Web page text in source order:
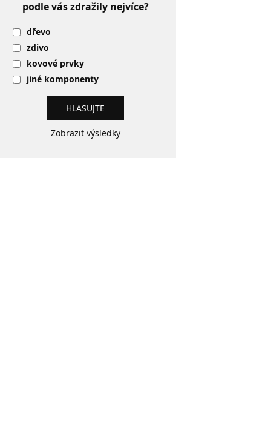
podle vás zdražily nejvíce?
dřevo
zdivo
kovové prvky
jiné komponenty
Zobrazit výsledky